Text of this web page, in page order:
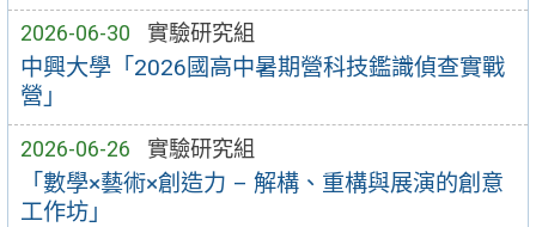
2026-06-30 實驗研究組
中興大學「2026國高中暑期營科技鑑識偵查實戰
營」
2026-06-26 實驗研究組
「數學×藝術×創造力 – 解構、重構與展演的創意
工作坊」